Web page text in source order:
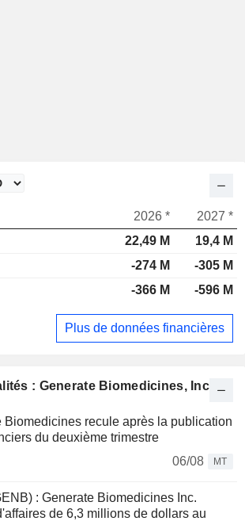
: Generate Biomedicines, Inc.
Biomedicines recule après la publication
du deuxième trimestre
06/08
MT
: Generate Biomedicines Inc.
de 6,3 millions de dollars au
2026 *
2027 *
22,49 M
19,4 M
-274 M
-305 M
-366 M -596 M
Plus de données financières